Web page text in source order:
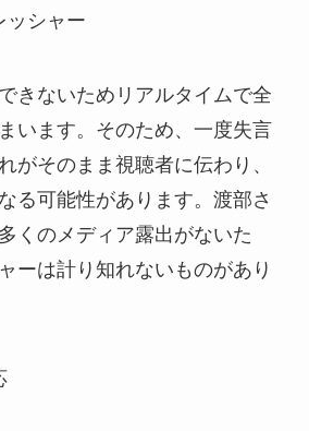
ッシャー
きないためリアルタイムで全
います。そのため、一度失言
がそのまま視聴者に伝わり、
る可能性があります。渡部さ
くのメディア露出がないた
ーは計り知れないものがあり